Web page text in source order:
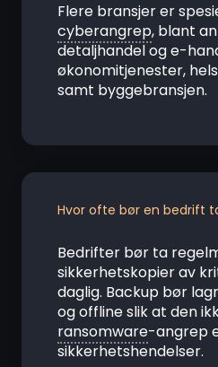
Flere bransjer er
cyberangrep, blant
detaljhandel og e-
økonomitjenester,
samt byggebransjen.
Hvor ofte bør en bedrift
Bedrifter bør ta
sikkerhetskopier av
daglig. Backup bør
og offline slik at den
ransomware-angrep
sikkerhetshendelser.